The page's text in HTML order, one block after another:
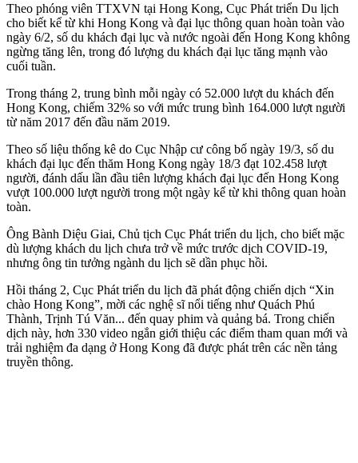
Theo phóng viên TTXVN tại Hong Kong, Cục Phát triển Du lịch
cho biết kể từ khi Hong Kong và đại lục thông quan hoàn toàn vào
ngày 6/2, số du khách đại lục và nước ngoài đến Hong Kong không
ngừng tăng lên, trong đó lượng du khách đại lục tăng mạnh vào
cuối tuần.
Trong tháng 2, trung bình mỗi ngày có 52.000 lượt du khách đến
Hong Kong, chiếm 32% so với mức trung bình 164.000 lượt người
từ năm 2017 đến đầu năm 2019.
Theo số liệu thống kê do Cục Nhập cư công bố ngày 19/3, số du
khách đại lục đến thăm Hong Kong ngày 18/3 đạt 102.458 lượt
người, đánh dấu lần đầu tiên lượng khách đại lục đến Hong Kong
vượt 100.000 lượt người trong một ngày kể từ khi thông quan hoàn
toàn.
Ông Bành Diệu Giai, Chủ tịch Cục Phát triển du lịch, cho biết mặc
dù lượng khách du lịch chưa trở về mức trước dịch COVID-19,
nhưng ông tin tưởng ngành du lịch sẽ dần phục hồi.
Hồi tháng 2, Cục Phát triển du lịch đã phát động chiến dịch “Xin
chào Hong Kong”, mời các nghệ sĩ nổi tiếng như Quách Phú
Thành, Trịnh Tú Văn... đến quay phim và quảng bá. Trong chiến
dịch này, hơn 330 video ngắn giới thiệu các điểm tham quan mới và
trải nghiệm đa dạng ở Hong Kong đã được phát trên các nền tảng
truyền thông.